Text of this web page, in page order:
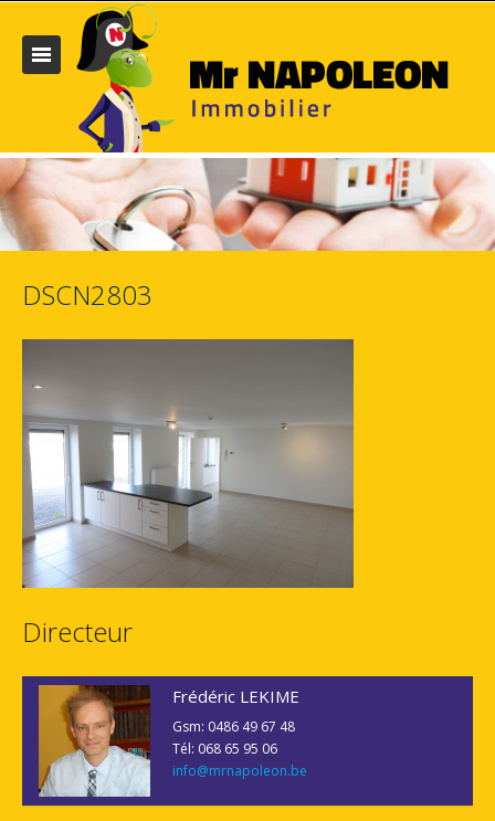
DSCN2803
Directeur
Frédéric LEKIME
Gsm: 0486 49 67 48
Tél: 068 65 95 06
info@mrnapoleon.be